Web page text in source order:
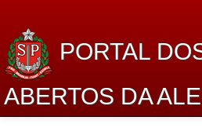
PORTAL
ABERTOS DA